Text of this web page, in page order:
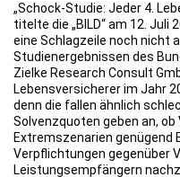
„Schock-Studie: Jeder 4.
titelte die „BILD“ am 12. Juli
eine Schlagzeile noch nicht
Studienergebnissen des
Zielke Research Consult
Lebensversicherer im Jahr
denn die fallen ähnlich
Solvenzquoten geben an,
Extremszenarien genügend
Verpflichtungen gegenüber
Leistungsempfängern